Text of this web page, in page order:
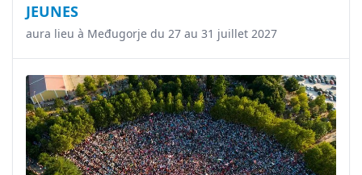
JEUNES
aura lieu à Međugorje du 27 au 31 juillet 2027